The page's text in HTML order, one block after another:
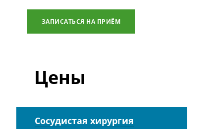
ЗАПИСАТЬСЯ НА ПРИЁМ
Цены
Сосудистая хирургия